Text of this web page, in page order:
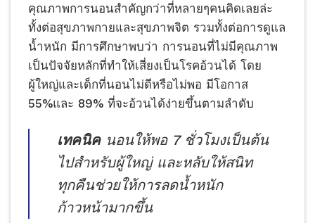
คุณภาพการนอนสำคัญกว่าที่หลายๆคนคิดเลยล่ะ
ทั้งต่อสุขภาพกายและสุขภาพจิต รวมทั้งต่อการดูแล
น้ำหนัก มีการศึกษาพบว่า การนอนที่ไม่มีคุณภาพ
เป็นปัจจัยหลักที่ทำให้เสี่ยงเป็นโรคอ้วนได้ โดย
ผู้ใหญ่และเด็กที่นอนไม่ดีหรือไม่พอ มีโอกาส
55%และ 89% ที่จะอ้วนได้ง่ายขึ้นตามลำดับ
เทคนิค นอนให้พอ 7 ชั่วโมงเป็นต้น
ไปสำหรับผู้ใหญ่ และหลับให้สนิท
ทุกคืนช่วยให้การลดน้ำหนัก
ก้าวหน้ามากขึ้น